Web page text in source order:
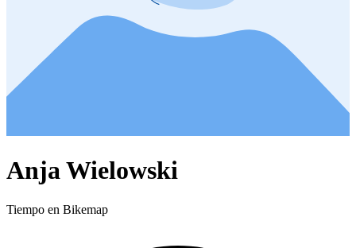
Anja Wielowski
Tiempo en Bikemap